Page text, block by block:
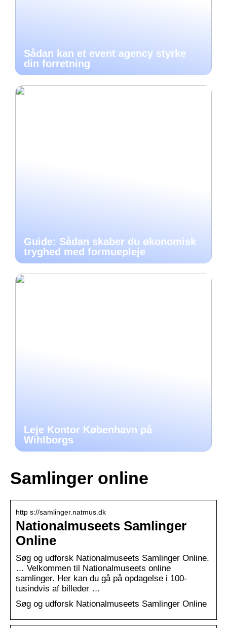
Sådan kan et event agency styrke
din forretning
Guide: Sådan skaber du økonomisk
tryghed med formuepleje
Leje Kontor København på
Wihlborgs
Samlinger online
http s://samlinger.natmus.dk
Nationalmuseets Samlinger
Online
Søg og udforsk Nationalmuseets Samlinger Online.
… Velkommen til Nationalmuseets online
samlinger. Her kan du gå på opdagelse i 100-
tusindvis af billeder …
Søg og udforsk Nationalmuseets Samlinger Online